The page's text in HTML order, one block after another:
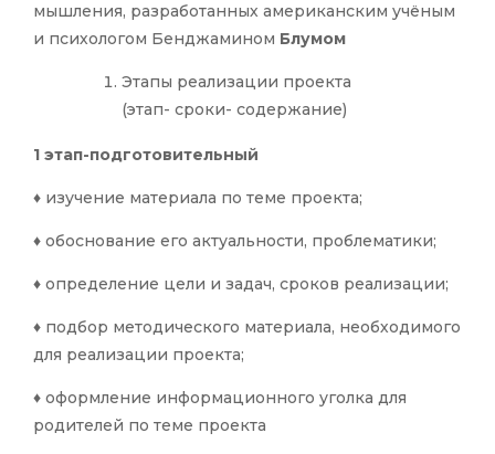
мышления, разработанных американским учёным
и психологом Бенджамином Блумом
Этапы реализации проекта
(этап- сроки- содержание)
1 этап-подготовительный
♦ изучение материала по теме проекта;
♦ обоснование его актуальности, проблематики;
♦ определение цели и задач, сроков реализации;
♦ подбор методического материала, необходимого
для реализации проекта;
♦ оформление информационного уголка для
родителей по теме проекта